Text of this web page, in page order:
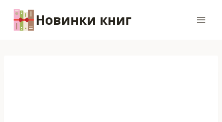
содержимому
Новинки книг